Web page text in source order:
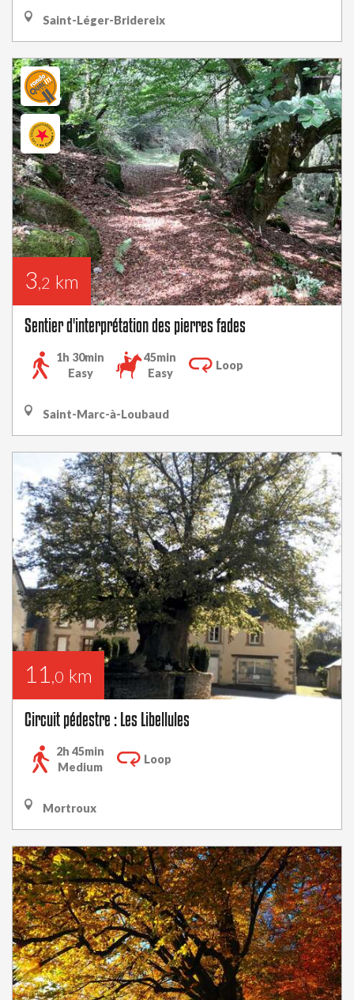
Saint-Léger-Bridereix
3,2 km
Sentier d'interprétation des pierres fades
1h 30min
Easy
45min
Easy
Loop
Saint-Marc-à-Loubaud
11 ,0 km
Circuit pédestre : Les Libellules
2h 45min
Medium
Loop
Mortroux